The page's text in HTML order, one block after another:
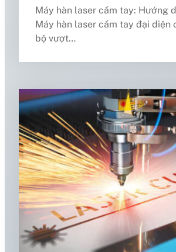
Máy hàn laser cầm tay: Hướng
Máy hàn laser cầm tay đại diện
bộ vượt…